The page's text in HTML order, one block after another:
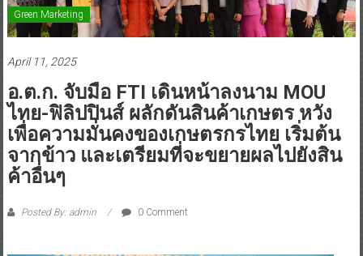
Green Marketing
April 11, 2025
อ.ต.ก. จับมือ FTI เดินหน้าลงนาม MOU
ไทย-ฟิลิปปินส์ ผลักดันสินค้าเกษตร หวัง
เพื่อความมั่นคงของเกษตรกรไทย เริ่มต้น
จากข้าว และเตรียมที่จะขยายผลไปยังสิน
ค้าอื่นๆ
Posted By: admin 0 Comment